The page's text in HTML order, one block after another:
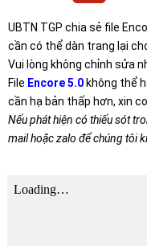
UBTN TGP chia sẻ file
cần có thể dàn trang lại
Vui lòng không chỉnh sửa
File Encore 5.0 không thể
cần hạ bản thấp hơn, xin
Nếu phát hiện có thiếu sót
mail hoặc zalo để chúng tôi